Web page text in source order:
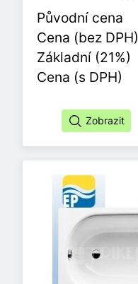
Původní cena
Cena (bez DPH)
Základní (21%)
Cena (s DPH)
Zobrazit